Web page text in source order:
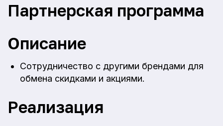
Партнерская программа
Описание
Сотрудничество с другими брендами для
обмена скидками и акциями.
Реализация